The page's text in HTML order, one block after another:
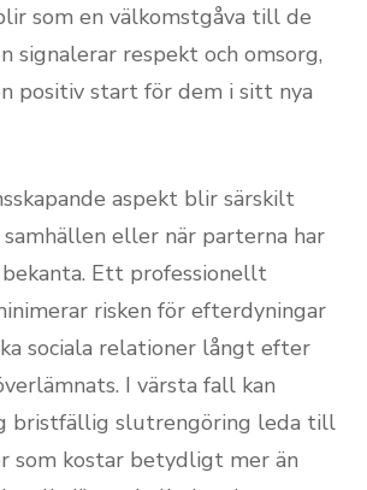
som en välkomstgåva till de
signalerar respekt och omsorg,
positiv start för dem i sitt nya
aspekt blir särskilt
eller när parterna har
Ett professionellt
risken för efterdyningar
sociala relationer långt efter
I värsta fall kan
bristfällig slutrengöring leda till
som kostar betydligt mer än